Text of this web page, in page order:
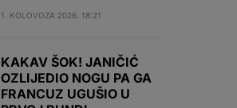
1. KOLOVOZA 2026. 18:21
KAKAV ŠOK! JANIČIĆ
OZLIJEDIO NOGU PA GA
FRANCUZ UGUŠIO U